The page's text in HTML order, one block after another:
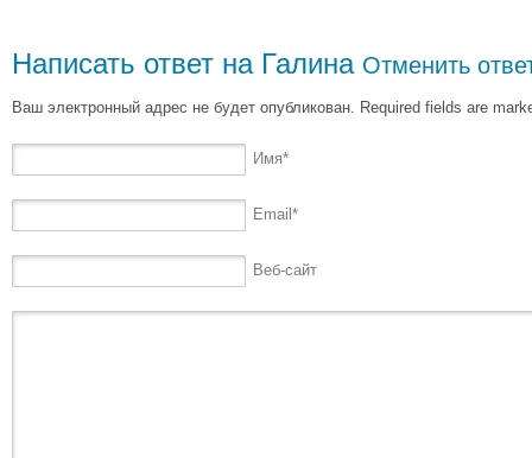
Написать ответ на Галина Отменить
Ваш электронный адрес не будет опубликован. Required fields are
Имя*
Email *
Веб-сайт